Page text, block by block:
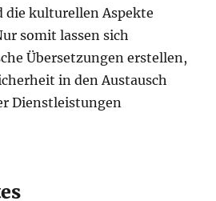
die kulturellen Aspekte
somit lassen sich
Übersetzungen erstellen,
in den Austausch
Dienstleistungen